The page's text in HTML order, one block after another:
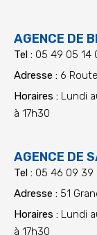
AGENCE DE
Tel : 05 49 05 14
Adresse : 6
Horaires : Lundi
à 17h30
AGENCE DE
Tel : 05 46 09 39
Adresse : 51
Horaires : Lundi
à 17h30